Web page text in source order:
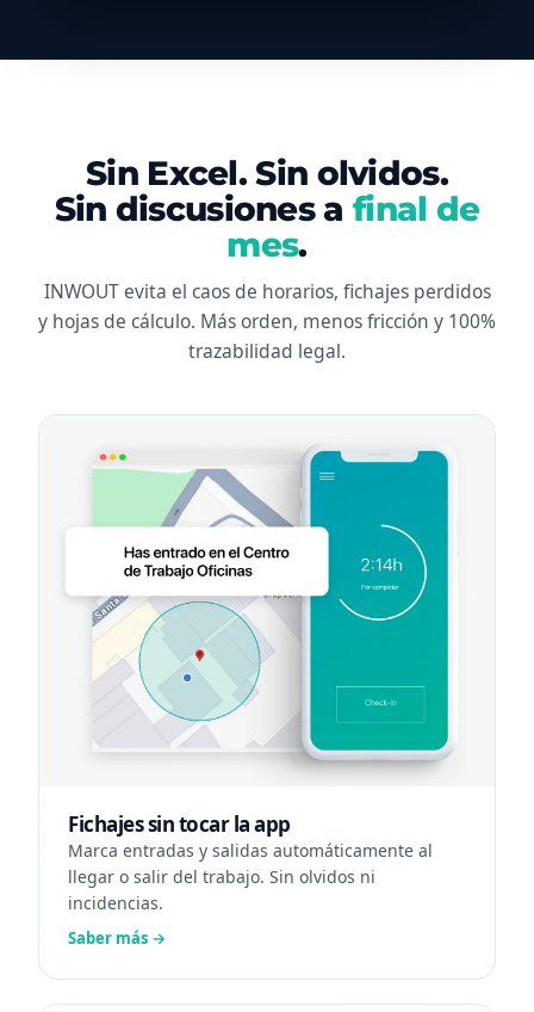
Sin Excel. Sin olvidos.
Sin discusiones a final de
mes.
INWOUT evita el caos de horarios, fichajes perdidos
y hojas de cálculo. Más orden, menos fricción y 100%
trazabilidad legal.
Fichajes sin tocar la app
Marca entradas y salidas automáticamente al
llegar o salir del trabajo. Sin olvidos ni
incidencias.
Saber más →